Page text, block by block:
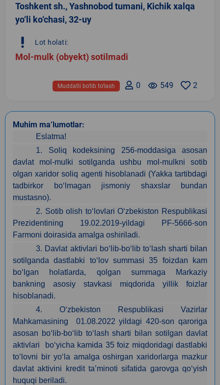
Toshkent sh., Yashnobod tumani, Kichik xalqa
yo‘li ko‘chasi, 32-uy
priority_high Lot holati:
Mol-mulk (obyekt) sotilmadi
2
remove_red_eye 549
0
Muddatli bo‘lib to‘lash
Muhim ma’lumotlar:
Eslatma!
1. Soliq kodeksining 256-moddasiga asosan
davlat mol-mulki sotilganda ushbu mol-mulkni sotib
olgan xaridor soliq agenti hisoblanadi (Yakka tartibdagi
tadbirkor bo‘lmagan jismoniy shaxslar bundan
mustasno).
2. Sotib olish to‘lovlari O‘zbekiston Respublikasi
Prezidentining 19.02.2019-yildagi PF-5666-son
Farmoni doirasida amalga oshiriladi.
3. Davlat aktivlari bo‘lib-bo‘lib to‘lash sharti bilan
sotilganda dastlabki to‘lov summasi 35 foizdan kam
bo‘lgan holatlarda, qolgan summaga Markaziy
bankning asosiy stavkasi miqdorida yillik foizlar
hisoblanadi.
4. O‘zbekiston Respublikasi Vazirlar
Mahkamasining 01.08.2022 yildagi 420-son qaroriga
asosan bo‘lib-bo‘lib to‘lash sharti bilan sotilgan davlat
aktivlari bo‘yicha kamida 35 foiz miqdoridagi dastlabki
to‘lovni bir yo‘la amalga oshirgan xaridorlarga mazkur
davlat aktivini kredit ta’minoti sifatida garovga qo‘yish
huquqi beriladi.